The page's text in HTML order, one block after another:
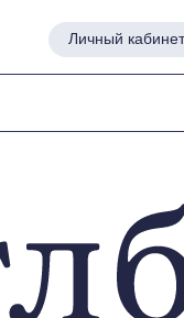
Личный кабинет
Личный кабинет